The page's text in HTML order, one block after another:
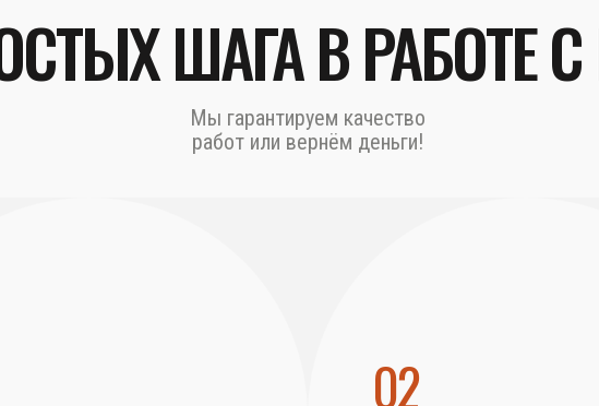
ШАГА В РАБОТЕ
Мы гарантируем качество
работ или вернём деньги!
02